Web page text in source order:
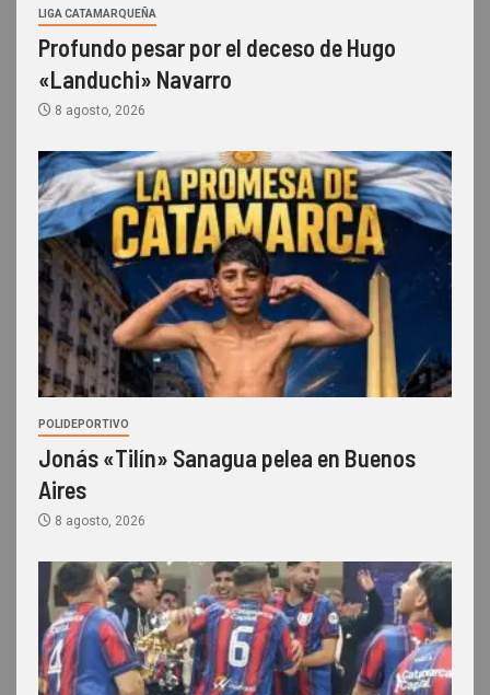
LIGA CATAMARQUEÑA
Profundo pesar por el deceso de Hugo
«Landuchi» Navarro
8 agosto, 2026
POLIDEPORTIVO
Jonás «Tilín» Sanagua pelea en Buenos
Aires
8 agosto, 2026